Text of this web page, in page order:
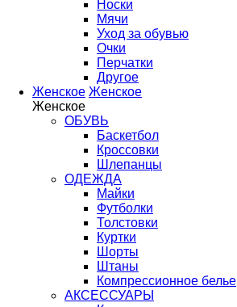
Носки
Мячи
Уход за обувью
Очки
Перчатки
Другое
Женское Женское
Женское
ОБУВЬ
Баскетбол
Кроссовки
Шлепанцы
ОДЕЖДА
Майки
Футболки
Толстовки
Куртки
Шорты
Штаны
Компрессионное белье
АКСЕССУАРЫ